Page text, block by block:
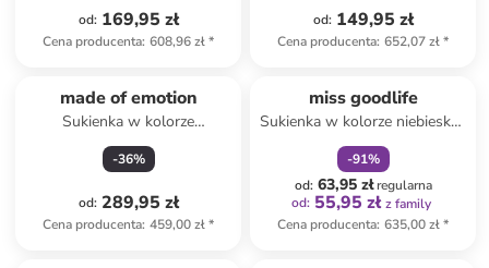
od: 169,95 zł
Cena producenta: 608,96 zł*
od: 149,95 zł
Cena producenta: 652,07 zł*
made of emotion
Sukienka w kolorze
granatowo-różowym
-36%
od: 289,95 zł
Cena producenta: 459,00 zł*
miss goodlife
Sukienka w kolorze niebiesko-
zielonym
-91%
od: 63,95 złregularna
od: 55,95 zł z family
Cena producenta: 635,00 zł*